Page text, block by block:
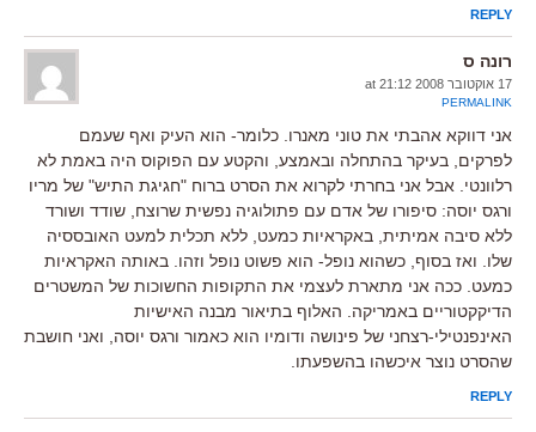
REPLY
רונה ס
17 אוקטובר 2008 at 21:12
PERMALINK
אני דווקא אהבתי את טוני מאנרו. כלומר- הוא העיק ואף שעמם
לפרקים, בעיקר בהתחלה ובאמצע, והקטע עם הפוקוס היה באמת לא
רלוונטי. אבל אני בחרתי לקרוא את הסרט ברוח "חגיגת התיש" של מריו
ורגס יוסה: סיפורו של אדם עם פתולוגיה נפשית שרוצח, שודד ושורד
ללא סיבה אמיתית, באקראיות כמעט, ללא תכלית למעט האובססיה
שלו. ואז בסוף, כשהוא נופל- הוא פשוט נופל וזהו. באותה האקראיות
כמעט. ככה אני מתארת לעצמי את התקופות החשוכות של המשטרים
הדיקקטוריים באמריקה. האלוף בתיאור מבנה האישיות
האינפנטילי-רצחני של פינושה ודומיו הוא כאמור ורגס יוסה, ואני חושבת
שהסרט נוצר איכשהו בהשפעתו.
REPLY